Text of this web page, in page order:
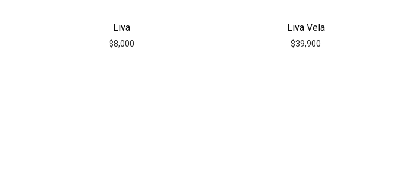
Liva
$8,000
Liva Vela
$39,900